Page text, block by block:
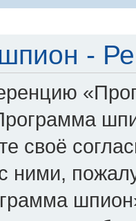
-
своё
ними,